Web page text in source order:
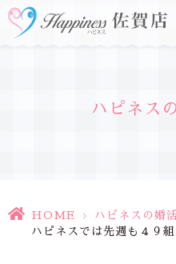
ハピネス
HOME > ハピネスの婚
ハピネスでは先週も４９